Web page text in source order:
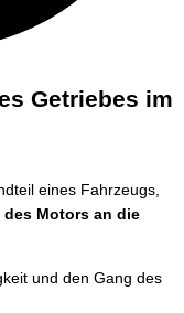
Getriebes im
eines Fahrzeugs,
des Motors an die
und den Gang des